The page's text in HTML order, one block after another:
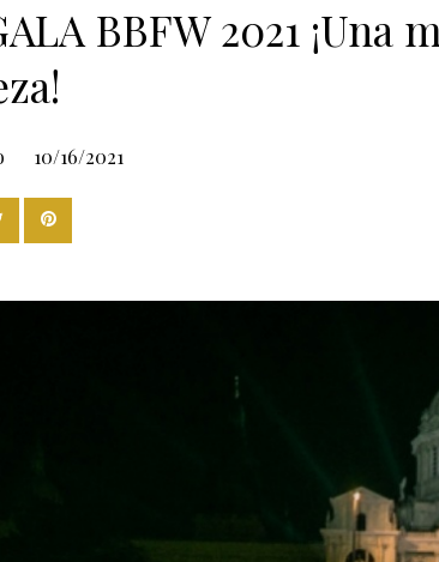
BBFW 2021
10/16/2021